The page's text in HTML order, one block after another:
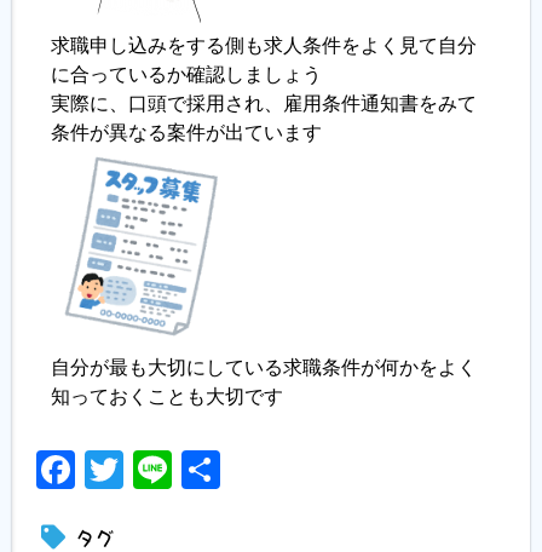
求職申し込みをする側も求人条件をよく見て自分
に合っているか確認しましょう
実際に、口頭で採用され、雇用条件通知書をみて
条件が異なる案件が出ています
自分が最も大切にしている求職条件が何かをよく
知っておくことも大切です
Facebook
Twitter
Line
タグ